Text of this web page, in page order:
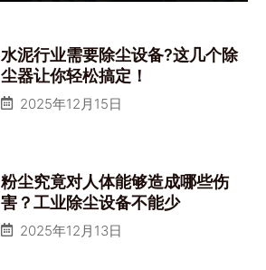
水泥行业需要除尘设备?这几个除
尘器让你轻松搞定！
2025年12月15日
粉尘究竟对人体能够造成哪些伤
害？工业除尘设备不能少
2025年12月13日